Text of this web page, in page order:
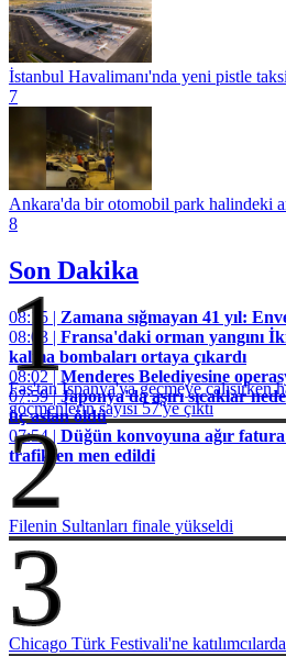
İstanbul Havalimanı'nda yeni pistle
7
Ankara'da bir otomobil park halindeki
8
Son Dakika
08:15 | Zamana sığmayan 41 yıl:
08:03 | Fransa'daki orman yangını
kalma bombaları ortaya çıkardı
08:02 |Menderes Belediyesine
07:59 |Japonya'da aşırı sıcaklar
üç aslan öldü
07:54 | Düğün konvoyuna ağır
trafikten men edildi
1
Fas'tan İspanya'ya geçmeye çalışırken
göçmenlerin sayısı 57'ye çıktı
2
Filenin Sultanları finale yükseldi
3
Chicago Türk Festivali'ne